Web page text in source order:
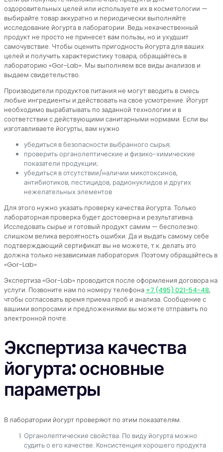
оздоровительных целей или используете их в косметологии —
выбирайте товар аккуратно и периодически выполняйте
исследование йогурта в лаборатории. Ведь некачественный
продукт не просто не принесет вам пользы, но и ухудшит
самочувствие. Чтобы оценить пригодность йогурта для ваших
целей и получить характеристику товара, обращайтесь в
лабораторию «Gor-Lab». Мы выполняем все виды анализов и
выдаем свидетельство.
Производители продуктов питания не могут вводить в смесь
любые ингредиенты и действовать на свое усмотрение. Йогурт
необходимо вырабатывать по заданной технологии и в
соответствии с действующими санитарными нормами. Если вы
изготавливаете йогурты, вам нужно
убедиться в безопасности выбранного сырья;
проверить органолептические и физико-химические
показатели продукции;
убедиться в отсутствии/наличии микотоксинов,
антибиотиков, пестицидов, радионуклидов и других
нежелательных элементов
Для этого нужно указать проверку качества йогурта. Только
лабораторная проверка будет достоверна и результативна.
Исследовать сырье и готовый продукт самим — бесполезно:
слишком велика вероятность ошибки. Да и выдать самому себе
подтверждающий сертификат вы не можете, т.к. делать это
должна только независимая лаборатория. Поэтому обращайтесь в
«Gor-Lab»
Экспертиза «Gor-Lab» проводится после оформления договора на
услуги. Позвоните нам по номеру телефона +7 (495) 021-54-48,
чтобы согласовать время приема проб и анализа. Сообщение с
вашими вопросами и предложениями вы можете отправить по
электронной почте.
Экспертиза качества
йогурта: основные
параметры
В лаборатории йогурт проверяют по этим показателям.
Органолептические свойства. По виду йогурта можно
судить о его качестве. Консистенция хорошего продукта